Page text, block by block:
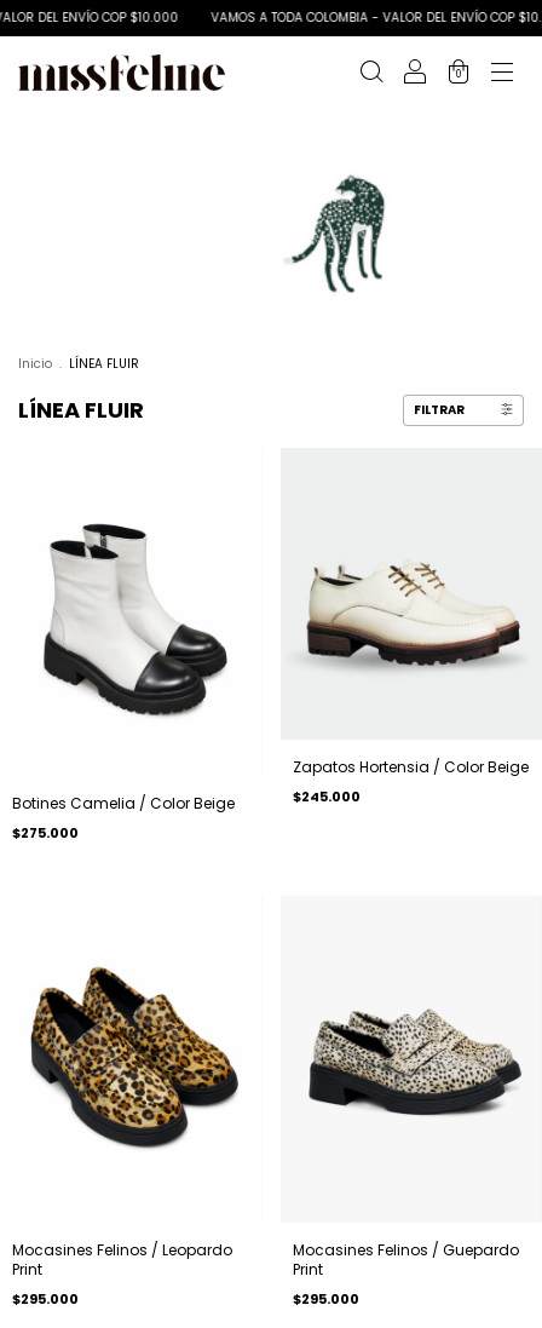
DEL ENVÍO COP $10.000 VAMOS A TODA COLOMBIA - VALOR DEL ENVÍO COP
0
Inicio . LÍNEA FLUIR
LÍNEA FLUIR FILTRAR
Botines Camelia / Color Beige
$275.000
Zapatos Hortensia / Color Beige
$245.000
Mocasines Felinos / Leopardo
Print
$295.000
Mocasines Felinos / Guepardo
Print
$295.000